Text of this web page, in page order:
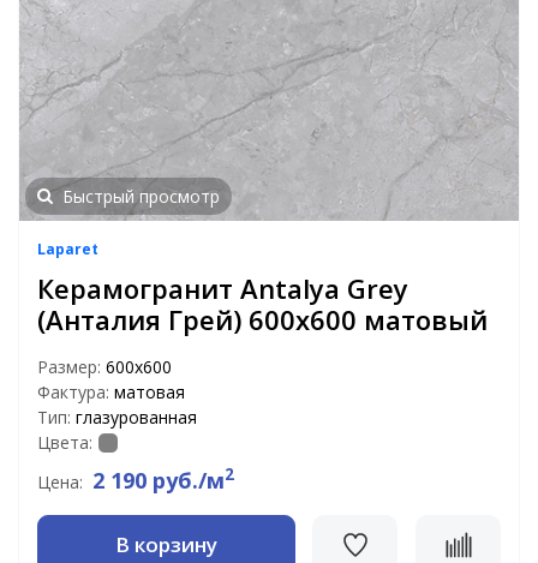
Быстрый просмотр
Laparet
Керамогранит Antalya Grey
(Анталия Грей) 600х600 матовый
Размер: 600х600
Фактура: матовая
Тип: глазурованная
Цвета:
Цена: 2 190 руб./м2
В корзину